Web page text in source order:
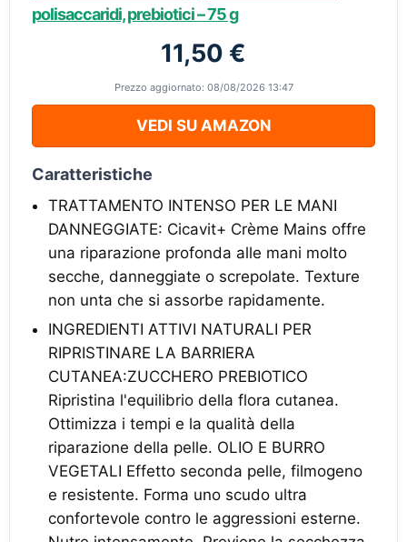
polisaccaridi, prebiotici – 75 g
11,50 €
Prezzo aggiornato: 08/08/2026 13:47
VEDI SU AMAZON
Caratteristiche
TRATTAMENTO INTENSO PER LE MANI
DANNEGGIATE: Cicavit+ Crème Mains offre
una riparazione profonda alle mani molto
secche, danneggiate o screpolate. Texture
non unta che si assorbe rapidamente.
INGREDIENTI ATTIVI NATURALI PER
RIPRISTINARE LA BARRIERA
CUTANEA:ZUCCHERO PREBIOTICO
Ripristina l'equilibrio della flora cutanea.
Ottimizza i tempi e la qualità della
riparazione della pelle. OLIO E BURRO
VEGETALI Effetto seconda pelle, filmogeno
e resistente. Forma uno scudo ultra
confortevole contro le aggressioni esterne.